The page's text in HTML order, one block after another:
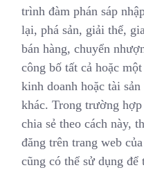
trình đàm phán sáp
lại, phá sản, giải thể,
bán hàng, chuyển
công bố tất cả hoặc
kinh doanh hoặc tài
khác. Trong trường
chia sẻ theo cách này,
đăng trên trang web
cũng có thể sử dụng để